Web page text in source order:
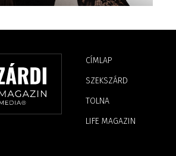
CÍMLAP
SZEKSZÁRD
TOLNA
LIFE MAGAZIN